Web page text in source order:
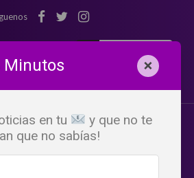
Minutos ×
en tu
y que no te
que no sabías!